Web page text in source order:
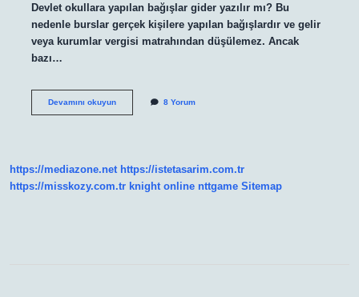
Devlet okullara yapılan bağışlar gider yazılır mı? Bu
nedenle burslar gerçek kişilere yapılan bağışlardır ve gelir
veya kurumlar vergisi matrahından düşülemez. Ancak
bazı…
Devamını okuyunKamu
8 Yorum
https://mediazone.net https://istetasarim.com.tr
https://misskozy.com.tr knight online nttgame Sitemap